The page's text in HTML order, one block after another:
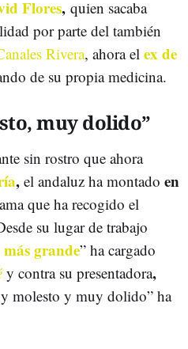
Flores, quien sacaba
por parte del también
Rivera, ahora el ex de
de su propia medicina.
muy dolido”
sin rostro que ahora
, el andaluz ha montado en
que ha recogido el
su lugar de trabajo
grande” ha cargado
y contra su presentadora,
molesto y muy dolido” ha